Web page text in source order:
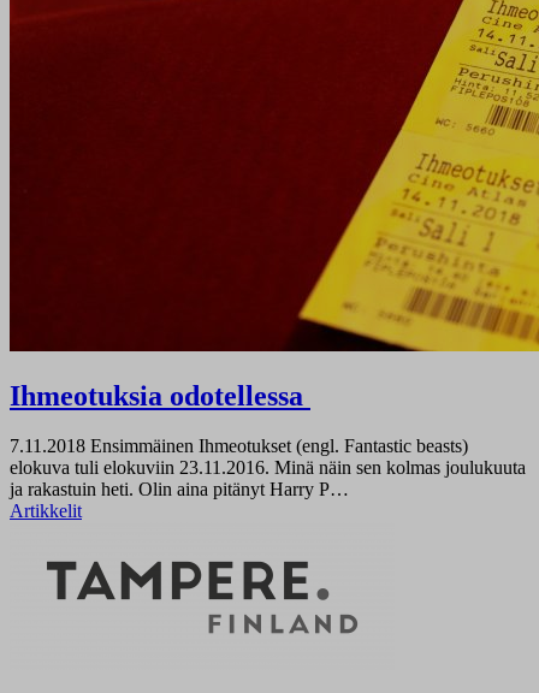
Ihmeotuksia odotellessa
7.11.2018 Ensimmäinen Ihmeotukset (engl. Fantastic beasts)
elokuva tuli elokuviin 23.11.2016. Minä näin sen kolmas joulukuuta
ja rakastuin heti. Olin aina pitänyt Harry P…
Artikkelit